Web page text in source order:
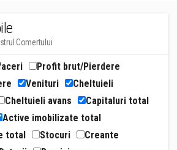
Comertului
Profit brut/Pierdere
Venituri
Cheltuieli
Cheltuieli avans
Capitaluri total
Active imobilizate total
total
Stocuri
Creante